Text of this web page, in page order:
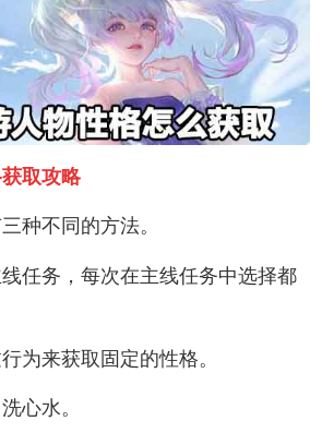
取攻略
种不同的方法。
任务，每次在主线任务中选择都
为来获取固定的性格。
心水。